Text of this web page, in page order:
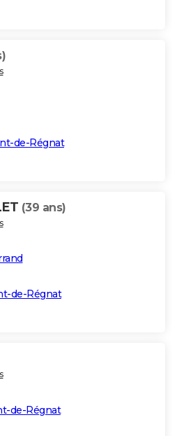
de-Régnat
(39 ans)
de-Régnat
de-Régnat